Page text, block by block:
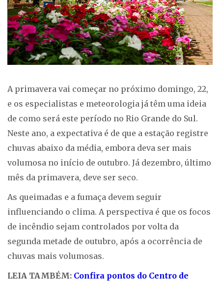
A primavera vai começar no próximo domingo, 22,
e os especialistas e meteorologia já têm uma ideia
de como será este período no Rio Grande do Sul.
Neste ano, a expectativa é de que a estação registre
chuvas abaixo da média, embora deva ser mais
volumosa no início de outubro. Já dezembro, último
mês da primavera, deve ser seco.
As queimadas e a fumaça devem seguir
influenciando o clima. A perspectiva é que os focos
de incêndio sejam controlados por volta da
segunda metade de outubro, após a ocorrência de
chuvas mais volumosas.
LEIA TAMBÉM: Confira pontos do Centro de